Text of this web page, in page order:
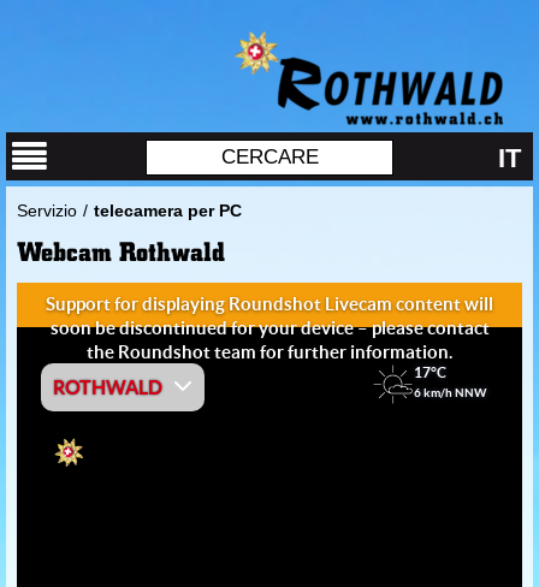
IT
Servizio / telecamera per PC
Webcam Rothwald